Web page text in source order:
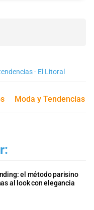
- El Litoral
Moda y Tendencias
el método parisino
al look con elegancia